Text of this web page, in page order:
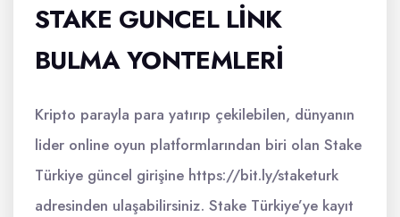
STAKE GUNCEL LINK
BULMA YONTEMLERI
Kripto parayla para yatırıp çekilebilen, dünyanın
lider online oyun platformlarından biri olan Stake
Türkiye güncel girişine https://bit.ly/staketurk
adresinden ulaşabilirsiniz. Stake Türkiye’ye kayıt